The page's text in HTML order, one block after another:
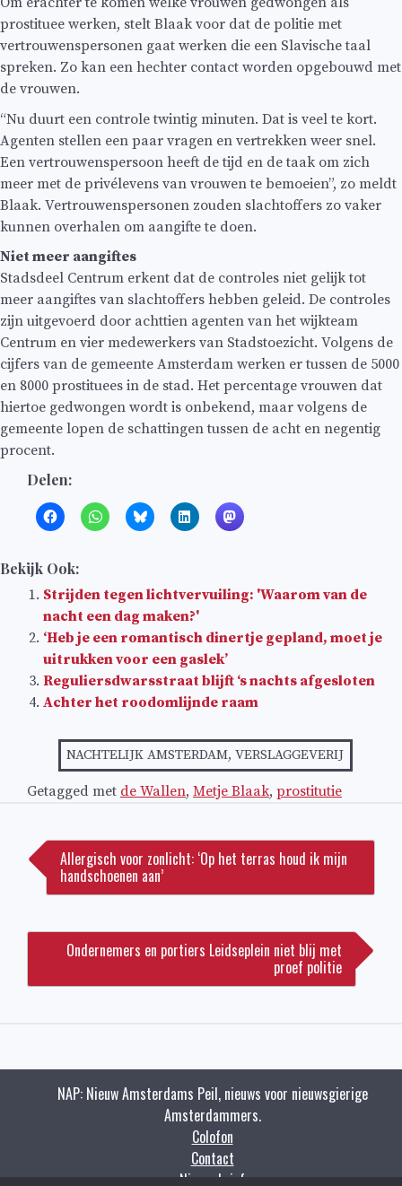
prostituee werken, stelt Blaak voor dat de politie met
vertrouwenspersonen gaat werken die een Slavische taal
spreken. Zo kan een hechter contact worden opgebouwd met
de vrouwen.
“Nu duurt een controle twintig minuten. Dat is veel te kort.
Agenten stellen een paar vragen en vertrekken weer snel.
Een vertrouwenspersoon heeft de tijd en de taak om zich
meer met de privélevens van vrouwen te bemoeien”, zo meldt
Blaak. Vertrouwenspersonen zouden slachtoffers zo vaker
kunnen overhalen om aangifte te doen.
Niet meer aangiftes
Stadsdeel Centrum erkent dat de controles niet gelijk tot
meer aangiftes van slachtoffers hebben geleid. De controles
zijn uitgevoerd door achttien agenten van het wijkteam
Centrum en vier medewerkers van Stadstoezicht. Volgens de
cijfers van de gemeente Amsterdam werken er tussen de 5000
en 8000 prostituees in de stad. Het percentage vrouwen dat
hiertoe gedwongen wordt is onbekend, maar volgens de
gemeente lopen de schattingen tussen de acht en negentig
procent.
Delen:
Bekijk Ook:
Strijden tegen lichtvervuiling: 'Waarom van de
nacht een dag maken?'
‘Heb je een romantisch dinertje gepland, moet je
uitrukken voor een gaslek’
Reguliersdwarsstraat blijft ‘s nachts afgesloten
Achter het roodomlijnde raam
NACHTELIJK AMSTERDAM,VERSLAGGEVERIJ
Getagged met de Wallen, Metje Blaak, prostitutie
navigatie
Allergisch voor zonlicht: ‘Op het terras houd ik mijn
handschoenen aan’
Ondernemers en portiers Leidseplein niet blij met
proef politie
NAP: Nieuw Amsterdams Peil, nieuws voor nieuwsgierige
Amsterdammers.
Colofon
Contact
Nieuwsbrief